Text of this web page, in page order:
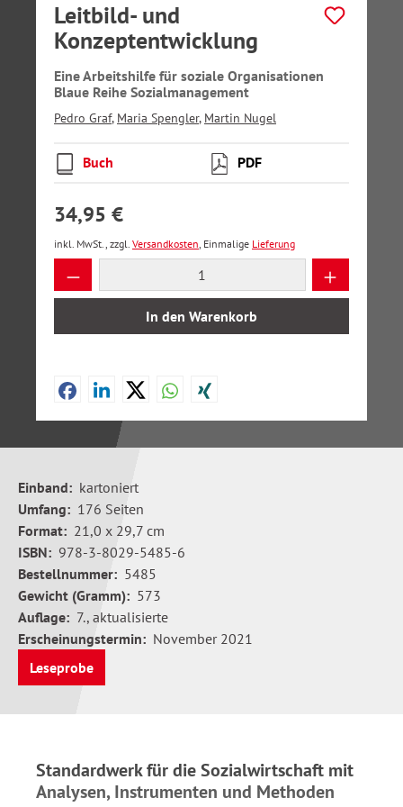
Leitbild- und
Konzeptentwicklung
Eine Arbeitshilfe für soziale Organisationen
Blaue Reihe Sozialmanagement
Pedro Graf, Maria Spengler, Martin Nugel
Buch PDF
34,95 €
inkl. MwSt., zzgl. Versandkosten, Einmalige Lieferung
Produkt Anzahl: Gib den gewünschten
In den Warenkorb
Einband: kartoniert
Umfang: 176 Seiten
Format: 21,0 x 29,7 cm
ISBN: 978-3-8029-5485-6
Bestellnummer: 5485
Gewicht (Gramm): 573
Auflage: 7., aktualisierte
Erscheinungstermin: November 2021
Leseprobe
Standardwerk für die Sozialwirtschaft mit
Analysen, Instrumenten und Methoden